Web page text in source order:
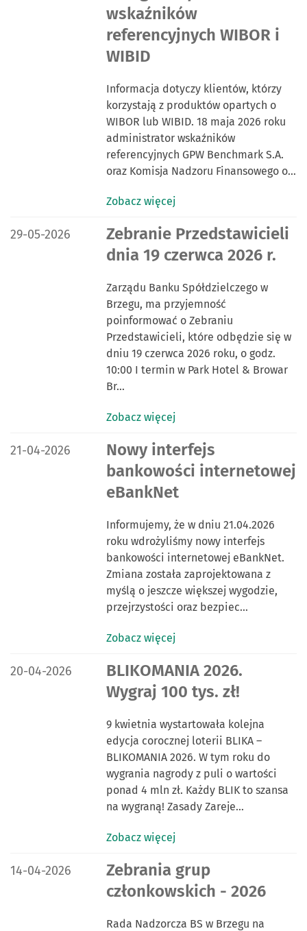
wskaźników
referencyjnych WIBOR i
WIBID
Informacja dotyczy klientów, którzy
korzystają z produktów opartych o
WIBOR lub WIBID. 18 maja 2026 roku
administrator wskaźników
referencyjnych GPW Benchmark S.A.
oraz Komisja Nadzoru Finansowego o…
Zobacz więcej
DATA PUBLIKACJI:
29-05-2026
Zebranie Przedstawicieli
dnia 19 czerwca 2026 r.
Zarządu Banku Spółdzielczego w
Brzegu, ma przyjemność
poinformować o Zebraniu
Przedstawicieli, które odbędzie się w
dniu 19 czerwca 2026 roku, o godz.
10:00 I termin w Park Hotel & Browar
Br…
Zobacz więcej
DATA PUBLIKACJI:
21-04-2026
Nowy interfejs
bankowości internetowej
eBankNet
Informujemy, że w dniu 21.04.2026
roku wdrożyliśmy nowy interfejs
bankowości internetowej eBankNet.
Zmiana została zaprojektowana z
myślą o jeszcze większej wygodzie,
przejrzystości oraz bezpiec…
Zobacz więcej
DATA PUBLIKACJI:
20-04-2026
BLIKOMANIA 2026.
Wygraj 100 tys. zł!
9 kwietnia wystartowała kolejna
edycja corocznej loterii BLIKA –
BLIKOMANIA 2026. W tym roku do
wygrania nagrody z puli o wartości
ponad 4 mln zł. Każdy BLIK to szansa
na wygraną! Zasady Zareje…
Zobacz więcej
DATA PUBLIKACJI:
14-04-2026
Zebrania grup
członkowskich - 2026
Rada Nadzorcza BS w Brzegu na